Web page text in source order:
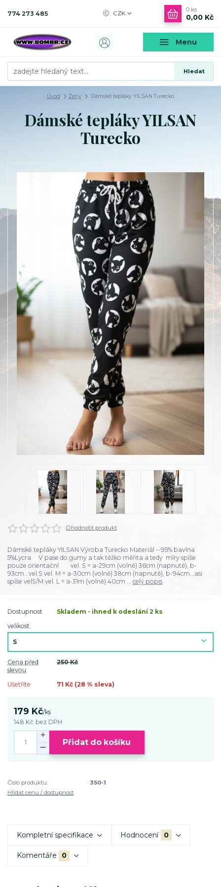
Menu
CZK
Hledat
774 273 485
0 ks
0,00 Kč
Úvod Ženy Dámské tepláky YILSAN Turecko
Dámské tepláky YILSAN
Turecko
Ohodnotit produkt
Dámské tepláky YILSAN Výroba Turecko Materiál --95% bavlna
5%Lycra V pase do gumy a tak těžko měřita a tedy míry spíše
pouze orientační vel. S = a-29cm (volně) 36cm (napnutě), b-
93cm...vel.S vel. M = a-30cm (volně) 38cm (napnutě), b-94cm...asi
spíše velS/M vel. L = a-31m (volně) 40cm ... celý popis
Dostupnost
Skladem - ihned k odeslání 2 ks
velikost
Cena před
slevou
250 Kč
Ušetříte 71 Kč (28 % sleva)
179 Kč/ks
148 Kč bez DPH
Přidat do košíku
Číslo produktu:
350-1
Hlídat cenu / dostupnost
Kompletní specifikace Hodnocení 0
Komentáře 0